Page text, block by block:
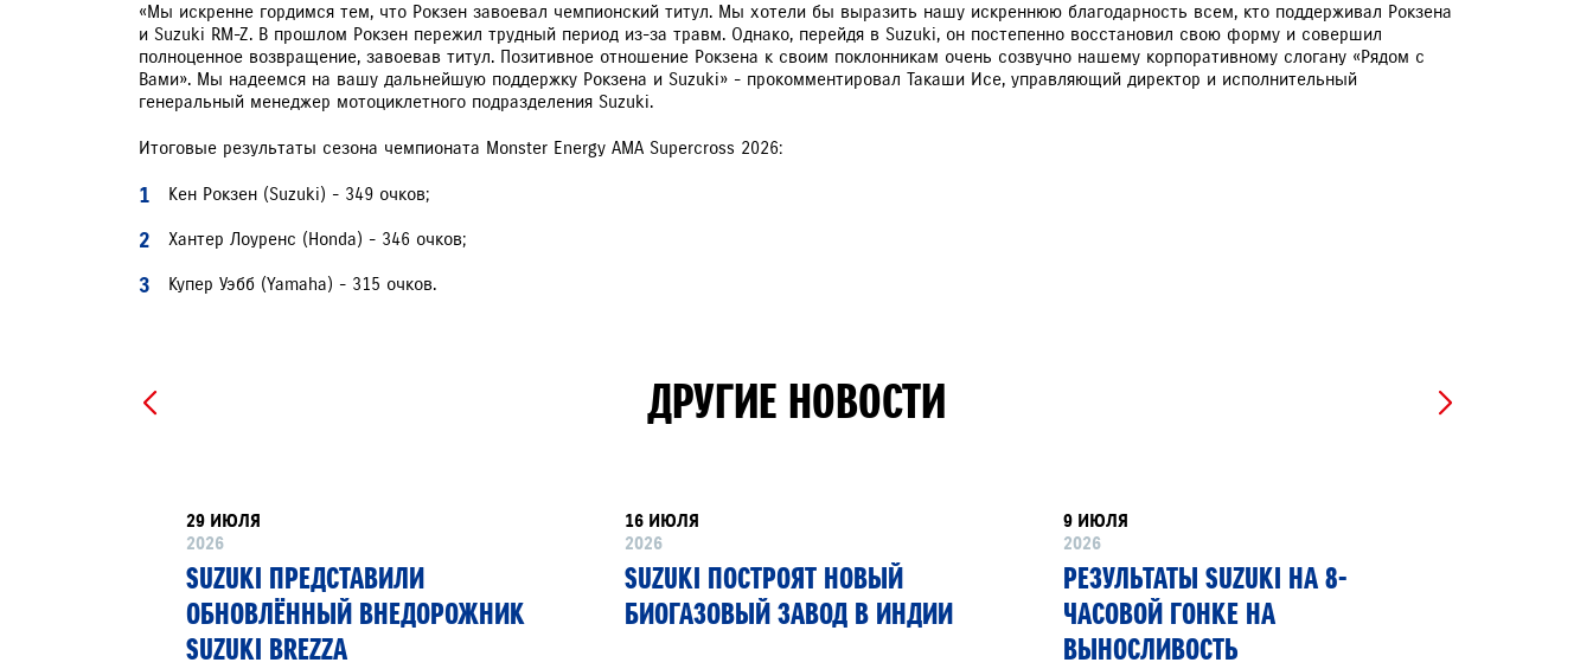
«Мы искренне гордимся тем, что Рокзен завоевал чемпионский титул. Мы хотели бы выразить нашу искреннюю благодарность всем, кто поддерживал Рокзена
и Suzuki RM-Z. В прошлом Рокзен пережил трудный период из-за травм. Однако, перейдя в Suzuki, он постепенно восстановил свою форму и совершил
полноценное возвращение, завоевав титул. Позитивное отношение Рокзена к своим поклонникам очень созвучно нашему корпоративному слогану «Рядом с
Вами». Мы надеемся на вашу дальнейшую поддержку Рокзена и Suzuki» - прокомментировал Такаши Исе, управляющий директор и исполнительный
генеральный менеджер мотоциклетного подразделения Suzuki.
Итоговые результаты сезона чемпионата Monster Energy AMA Supercross 2026:
Кен Рокзен (Suzuki) - 349 очков;
Хантер Лоуренс (Honda) - 346 очков;
Купер Уэбб (Yamaha) - 315 очков.
ДРУГИЕ НОВОСТИ
29 ИЮЛЯ
2026
SUZUKI ПРЕДСТАВИЛИ
ОБНОВЛЁННЫЙ ВНЕДОРОЖНИК
SUZUKI BREZZA
16 ИЮЛЯ
2026
SUZUKI ПОСТРОЯТ НОВЫЙ
БИОГАЗОВЫЙ ЗАВОД В ИНДИИ
9 ИЮЛЯ
2026
РЕЗУЛЬТАТЫ SUZUKI НА 8-
ЧАСОВОЙ ГОНКЕ НА
ВЫНОСЛИВОСТЬ